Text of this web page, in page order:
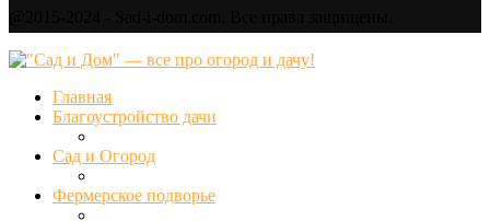
Главная
Благоустройство дачи
Сад и Огород
Фермерское подворье